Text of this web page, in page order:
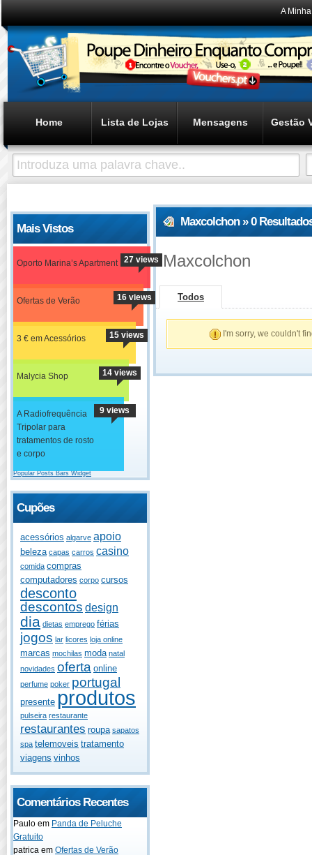
A
Home Lista de Lojas Mensagens Gestão
Mais Vistos
Oporto Marina’s Apartment 27 views
Ofertas de Verão 16 views
3 € em Acessórios 15 views
Malycia Shop 14 views
A Radiofrequência
Tripolar para
tratamentos de rosto
e corpo
9 views
Popular Posts Bars Widget
Cupões
acessórios algarve apoio
beleza capas carros casino
comida compras
computadores corpo cursos
desconto
descontos design
dia dietas emprego férias
jogos lar licores loja online
marcas mochilas moda natal
novidades oferta online
perfume poker portugal
presente produtos
pulseira restaurante
restaurantes roupa sapatos
spa telemoveis tratamento
viagens vinhos
Comentários Recentes
Paulo em Panda de Peluche
Gratuito
patrica em Ofertas de Verão
Maxcolchon » 0
Maxcolchon
Todos
I'm sorry, we couldn't